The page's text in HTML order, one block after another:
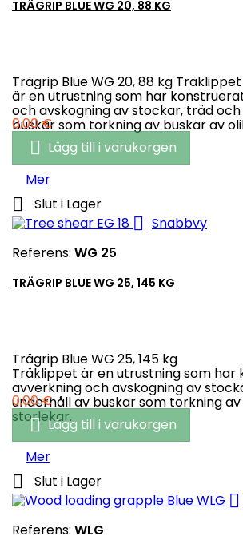
TRÄGRIP BLUE WG 20, 88 KG
Trägrip Blue WG 20, 88 kg Träklippet
är en utrustning som har
och avskogning av stockar, träd
buskar som torkning av buskar av
Pris
0,00 €
 Lägg till i varukorgen
Mer
 Slut i Lager
 Snabbvy
Referens: WG 25
TRÄGRIP BLUE WG 25, 145 KG
Trägrip Blue WG 25, 145 kg
Träklippet är en utrustning som har
avverkning och avskogning av
underhåll av buskar som torkning
storlekar.
Pris
0,00 €
 Lägg till i varukorgen
Mer
 Slut i Lager

Referens: WLG